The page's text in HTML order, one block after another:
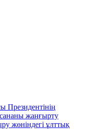
Президентінің
жаңғырту
жөніндегі ұлттық